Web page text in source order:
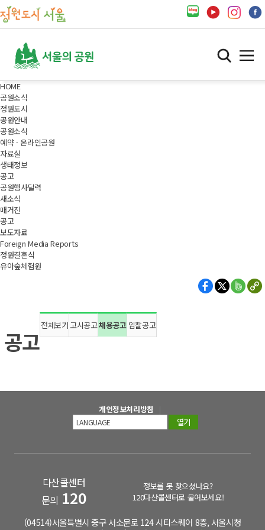
HOME
공원소식
정원도시
공원안내
공원소식
예약 · 온라인공원
자료실
생태정보
공고
공원행사달력
새소식
매거진
공고
보도자료
Foreign Media Reports
정원결혼식
유아숲체험원
공고
전체보기 고시공고채용공고 입찰공고
개인정보처리방침
열기
다산콜센터
문의 120
정보를 못 찾으셨나요?
120다산콜센터로 물어보세요!
(04514)서울특별시 중구 서소문로 124 시티스퀘어 8층, 서울시청